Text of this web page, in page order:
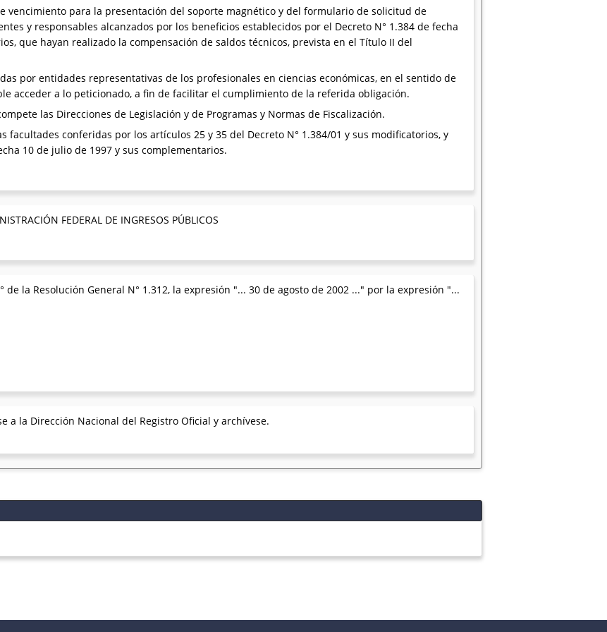
vencimiento para la presentación del soporte magnético y del formulario de solicitud de
y responsables alcanzados por los beneficios establecidos por el Decreto N° 1.384 de fecha
que hayan realizado la compensación de saldos técnicos, prevista en el Título II del
por entidades representativas de los profesionales en ciencias económicas, en el sentido de
acceder a lo peticionado, a fin de facilitar el cumplimiento de la referida obligación.
las Direcciones de Legislación y de Programas y Normas de Fiscalización.
facultades conferidas por los artículos 25 y 35 del Decreto N° 1.384/01 y sus modificatorios, y
10 de julio de 1997 y sus complementarios.
FEDERAL DE INGRESOS PÚBLICOS
de la Resolución General N° 1.312, la expresión "... 30 de agosto de 2002 ..." por la expresión "...
a la Dirección Nacional del Registro Oficial y archívese.